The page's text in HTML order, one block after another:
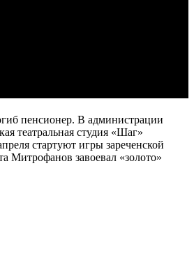
пенсионер. В администрации
театральная студия «Шаг»
стартуют игры зареченской
Митрофанов завоевал «золото»